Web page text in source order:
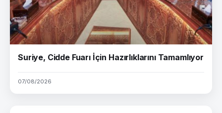
Suriye, Cidde Fuarı İçin Hazırlıklarını Tamamlıyor
07/08/2026